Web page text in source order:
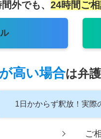
外でも、 24時間ご
高い場合は弁
1日かからず釈放！ 実際
ご